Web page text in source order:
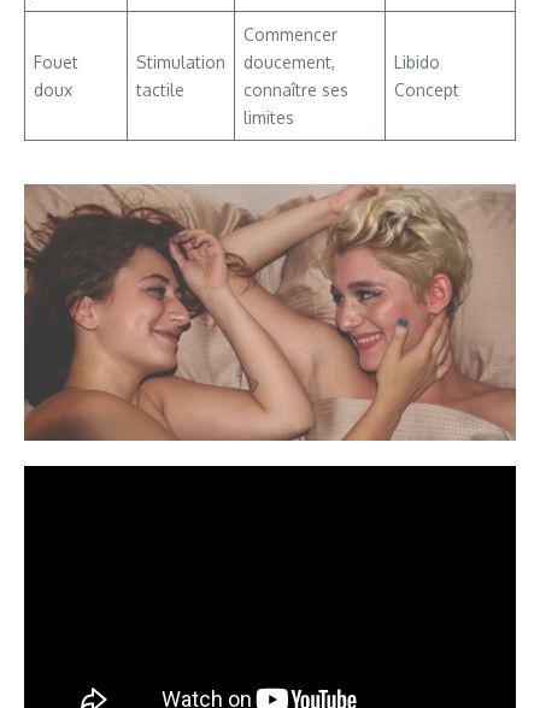
Fouet
doux
Stimulation
tactile
Commencer
doucement,
connaître ses
limites
Libido
Concept